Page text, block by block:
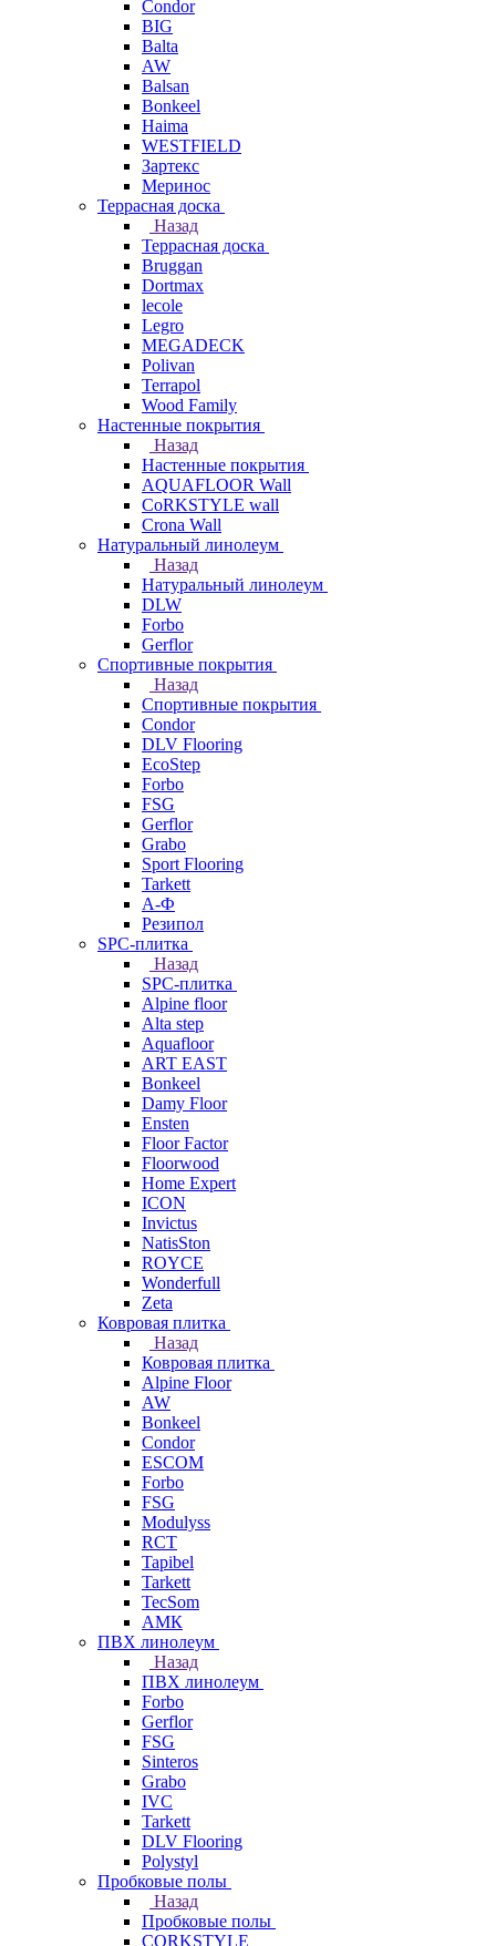
Condor
BIG
Balta
AW
Balsan
Bonkeel
Haima
WESTFIELD
Зартекс
Меринос
Террасная доска
Назад
Террасная доска
Bruggan
Dortmax
lecole
Legro
MEGADECK
Polivan
Terrapol
Wood Family
Настенные покрытия
Назад
Настенные покрытия
AQUAFLOOR Wall
CoRKSTYLE wall
Crona Wall
Натуральный линолеум
Назад
Натуральный линолеум
DLW
Forbo
Gerflor
Спортивные покрытия
Назад
Спортивные покрытия
Condor
DLV Flooring
EcoStep
Forbo
FSG
Gerflor
Grabo
Sport Flooring
Tarkett
А-Ф
Резипол
SPC-плитка
Назад
SPC-плитка
Alpine floor
Alta step
Aquafloor
ART EAST
Bonkeel
Damy Floor
Ensten
Floor Factor
Floorwood
Home Expert
ICON
Invictus
NatisSton
ROYCE
Wonderfull
Zeta
Ковровая плитка
Назад
Ковровая плитка
Alpine Floor
AW
Bonkeel
Condor
ESCOM
Forbo
FSG
Modulyss
RCT
Tapibel
Tarkett
TecSom
АМК
ПВХ линолеум
Назад
ПВХ линолеум
Forbo
Gerflor
FSG
Sinteros
Grabo
IVC
Tarkett
DLV Flooring
Polystyl
Пробковые полы
Назад
Пробковые полы
CORKSTYLE